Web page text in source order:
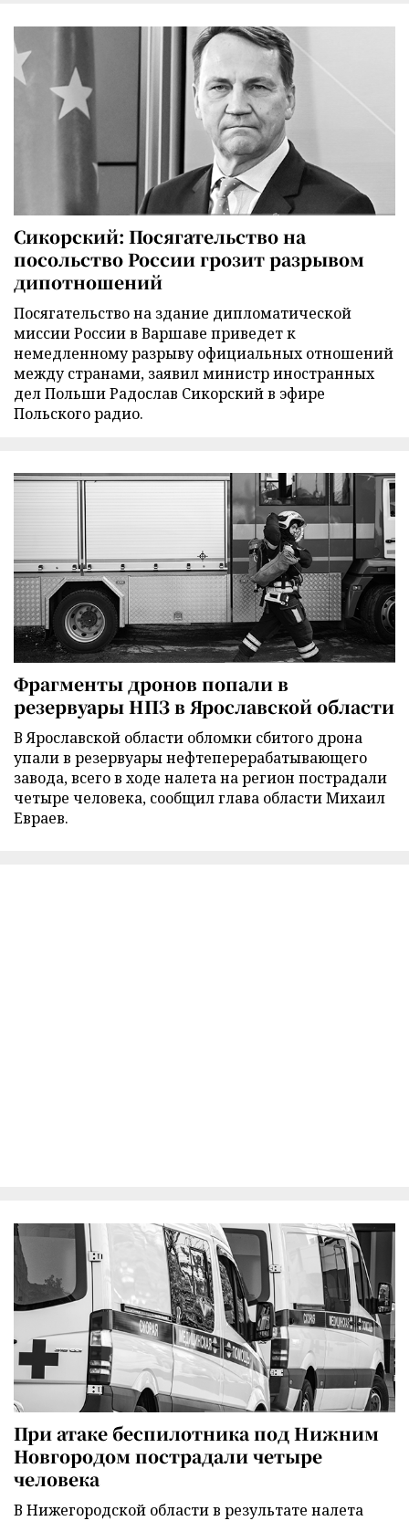
Сикорский: Посягательство на
посольство России грозит разрывом
дипотношений
Посягательство на здание дипломатической
миссии России в Варшаве приведет к
немедленному разрыву официальных отношений
между странами, заявил министр иностранных
дел Польши Радослав Сикорский в эфире
Польского радио.
Фрагменты дронов попали в
резервуары НПЗ в Ярославской области
В Ярославской области обломки сбитого дрона
упали в резервуары нефтеперерабатывающего
завода, всего в ходе налета на регион пострадали
четыре человека, сообщил глава области Михаил
Евраев.
При атаке беспилотника под Нижним
Новгородом пострадали четыре
человека
В Нижегородской области в результате налета